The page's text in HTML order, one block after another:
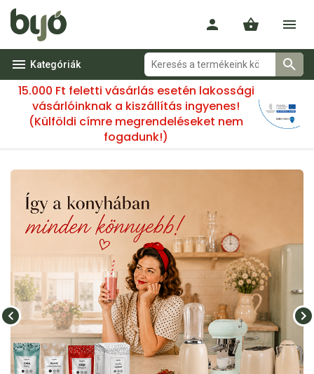
Kategóriák
15.000 Ft feletti vásárlás esetén lakossági
vásárlóinknak a kiszállítás ingyenes!
(Külföldi címre megrendeléseket nem
fogadunk!)